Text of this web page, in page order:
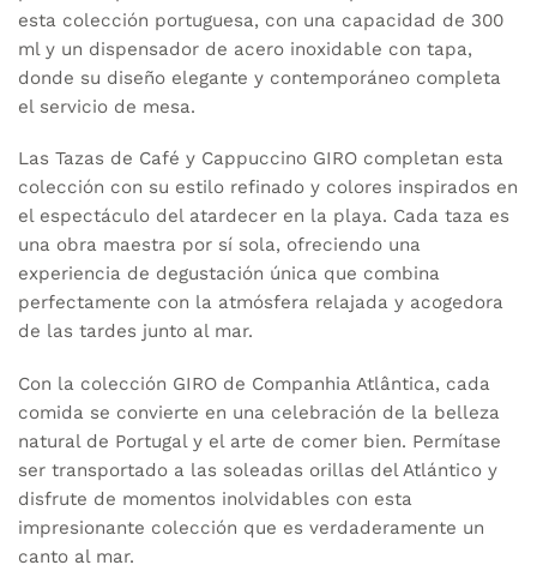
esta colección portuguesa, con una capacidad de 300
ml y un dispensador de acero inoxidable con tapa,
donde su diseño elegante y contemporáneo completa
el servicio de mesa.
Las Tazas de Café y Cappuccino GIRO completan esta
colección con su estilo refinado y colores inspirados en
el espectáculo del atardecer en la playa. Cada taza es
una obra maestra por sí sola, ofreciendo una
experiencia de degustación única que combina
perfectamente con la atmósfera relajada y acogedora
de las tardes junto al mar.
Con la colección GIRO de Companhia Atlântica, cada
comida se convierte en una celebración de la belleza
natural de Portugal y el arte de comer bien. Permítase
ser transportado a las soleadas orillas del Atlántico y
disfrute de momentos inolvidables con esta
impresionante colección que es verdaderamente un
canto al mar.